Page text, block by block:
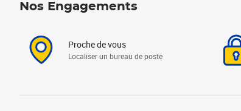
Nos Engagements
Proche de vous
Localiser un bureau de poste